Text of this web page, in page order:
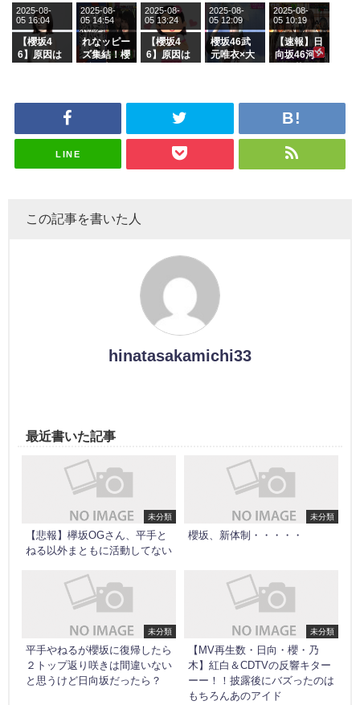
ージを脱い
でいた理由
グル『Mak
e or Brea
k』オフィ
シャルグッ
ズ絶賛販売
の2人を手
玉に取る大
沼晶保【く
りぃむナン
タラ】
属を発表
ら移籍しフ
ラーム所属
に。これで
事務所に所
属している
がこちら
【櫻坂4
6】原因は
2025-08-
05 16:04
れなッピー
ズ集結！櫻
「ラヴィッ
スタジオ出
2025-08-
05 14:54
【櫻坂4
6】原因は
2025-08-
05 13:24
櫻坂46武
元唯衣×大
さんに恐怖
ナンタラ】
2025-08-
05 12:09
【速報】日
向坂46河
2025-08-
05 10:19
LINE
この記事を書いた人
hinatasakamichi33
最近書いた記事
未分類
【悲報】欅坂OGさん、平手と
ねる以外まともに活動してない
未分類
櫻坂、新体制・・・・・
未分類
平手やねるが櫻坂に復帰したら
２トップ返り咲きは間違いない
と思うけど日向坂だったら？
未分類
【MV再生数・日向・櫻・乃
木】紅白＆CDTVの反響キター
ーー！！披露後にバズったのは
もちろんあのアイド